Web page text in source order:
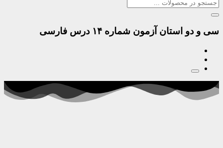
سی و دو استان آزمون شماره ۱۴ درس فارسی